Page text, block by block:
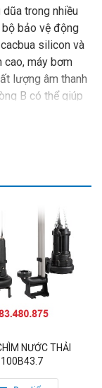
trong nhiều
bảo vệ động
silicon và
cao, máy bơm
lượng âm thanh
B có thể giúp
nước thải, xử
giải trí. chạy
chỉnh cho các
chất lỏng nhiệt
nhà máy đóng
800B1490
NƯỚC THẢI
100B43.7